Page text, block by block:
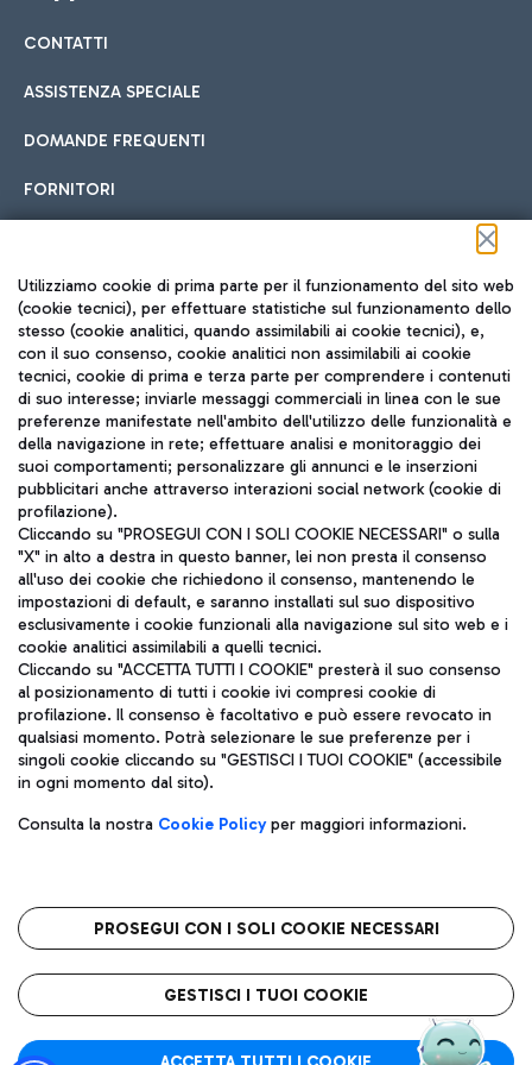
Cucina Internazionale
Fast Food
Pizza
Gelateria
Wine Bar & Sparkling
Hotel in aeroporto
Scegli l'alloggio più adatto e approfitta della vicinanza
all'aeroporto.
Car sharing
Con il Car Sharing è ancora più facile spostarsi
Treno
Raggiungi velocemente l'aeroporto di Fiumicino da Roma
tramite i servizi ferroviari Trenitalia.
Autobus
Scopri le linee di autobus per raggiungere l'aeroporto
Leonardo Da Vinci.
Raggiungi l’aeroporto senza pensieri con il servizio di taxi a
Ristoranti
Scopri la nostra offerta per una pausa gustosa in aeroporto
Mappa Aeroporto Fiumicino
CONTATTI
ASSISTENZA SPECIALE
DOMANDE FREQUENTI
FORNITORI
Seguici sui social
TRAVEL JOURNAL
ITA
Aeroporti di Roma S.p.A. - Società soggetta a direzione e
coordinamento di Mundys S.p.A.
Codice fiscale e Registro delle Imprese di Roma 13032990155 P.
IVA 06572251004
Capitale sociale 62.224.743,00 int. vers.
Sede legale: Via Pier Paolo Racchetti 1 - 00054 Fiumicino (RM)
telefono +39 06 65951
Privacy policy
Note legali
Roma FCO
L'aeroporto stellato
Utilizziamo cookie di prima parte per il funzionamento del sito web
(cookie tecnici), per effettuare statistiche sul funzionamento dello
stesso (cookie analitici, quando assimilabili ai cookie tecnici), e,
con il suo consenso, cookie analitici non assimilabili ai cookie
tecnici, cookie di prima e terza parte per comprendere i contenuti
di suo interesse; inviarle messaggi commerciali in linea con le sue
preferenze manifestate nell'ambito dell'utilizzo delle funzionalità e
della navigazione in rete; effettuare analisi e monitoraggio dei
suoi comportamenti; personalizzare gli annunci e le inserzioni
pubblicitari anche attraverso interazioni social network (cookie di
profilazione).
Cliccando su "PROSEGUI CON I SOLI COOKIE NECESSARI" o sulla
"X" in alto a destra in questo banner, lei non presta il consenso
all'uso dei cookie che richiedono il consenso, mantenendo le
impostazioni di default, e saranno installati sul suo dispositivo
esclusivamente i cookie funzionali alla navigazione sul sito web e i
cookie analitici assimilabili a quelli tecnici.
Cliccando su "ACCETTA TUTTI I COOKIE" presterà il suo consenso
al posizionamento di tutti i cookie ivi compresi cookie di
profilazione. Il consenso è facoltativo e può essere revocato in
qualsiasi momento. Potrà selezionare le sue preferenze per i
singoli cookie cliccando su "GESTISCI I TUOI COOKIE" (accessibile
in ogni momento dal sito).
Consulta la nostra Cookie Policyper maggiori informazioni.
PROSEGUI CON I SOLI COOKIE NECESSARI
GESTISCI I TUOI COOKIE